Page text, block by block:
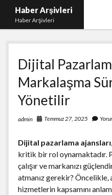
Haber Arşivleri
Haber Arşivleri
Liste
Sayfa Listesi
Ücretsiz Tiktok Takipçi
YouTube’da Nasıl Abone
Dijital
Markalaşma
Yönetilir
admin Temmuz 27, 2025
Dijital pazarlama ajansları
kritik bir rol oynamaktadır.
çalışır ve markanızı
atmanız gerekir? Öncelikle,
hizmetlerin kapsamını